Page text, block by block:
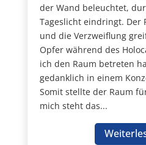
der Wand beleuchtet,
Tageslicht eindringt. Der
und die Verzweiflung
Opfer während des
ich den Raum betreten
gedanklich in einem
Somit stellte der Raum
mich steht das...